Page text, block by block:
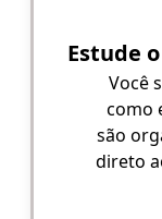
Estude
Você
como
são
direto